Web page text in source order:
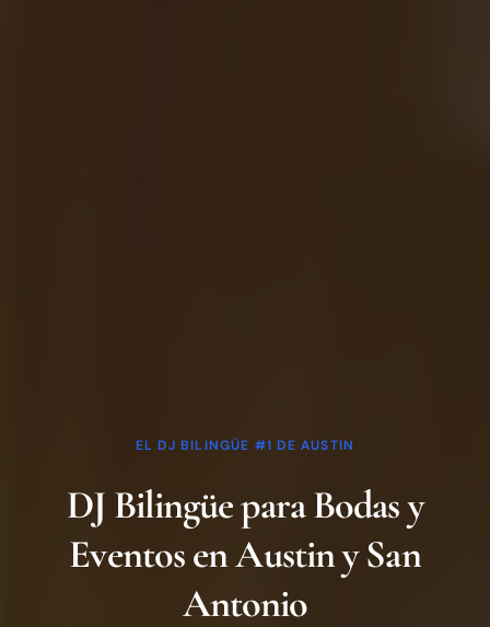
EL DJ BILINGÜE #1 DE AUSTIN
DJ Bilingüe para Bodas y
Eventos en Austin y San
Antonio